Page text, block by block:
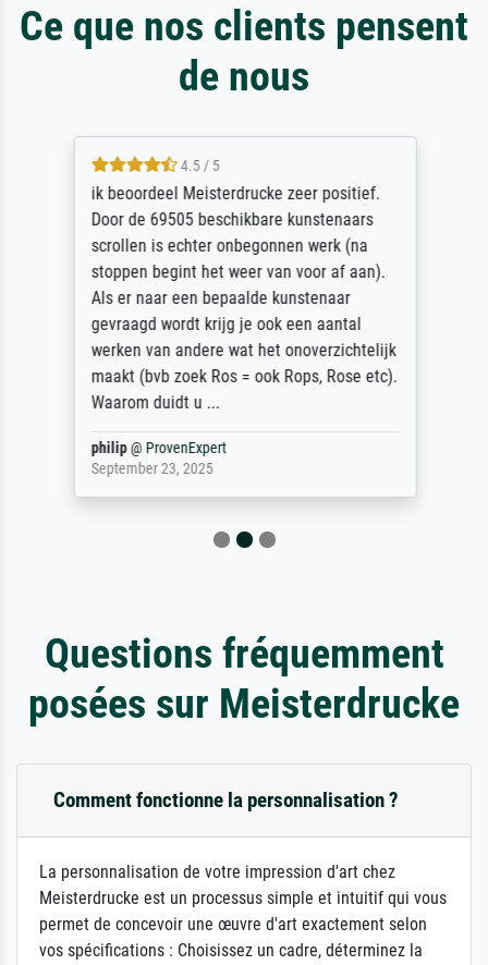
Ce que nos clients pensent
de nous
4.5 / 5
ik beoordeel Meisterdrucke zeer positief.
Door de 69505 beschikbare kunstenaars
scrollen is echter onbegonnen werk (na
stoppen begint het weer van voor af aan).
Als er naar een bepaalde kunstenaar
gevraagd wordt krijg je ook een aantal
werken van andere wat het onoverzichtelijk
maakt (bvb zoek Ros = ook Rops, Rose etc).
Waarom duidt u ...
philip@ ProvenExpert
September 23, 2025
Questions fréquemment
posées sur Meisterdrucke
Comment fonctionne la personnalisation ?
La personnalisation de votre impression d'art chez
Meisterdrucke est un processus simple et intuitif qui vous
permet de concevoir une œuvre d'art exactement selon
vos spécifications : Choisissez un cadre, déterminez la